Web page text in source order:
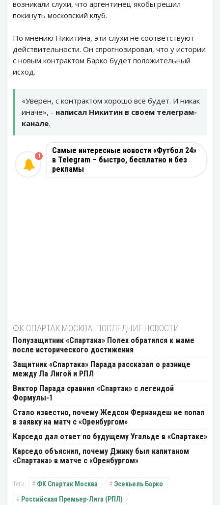
возникали слухи, что аргентинец якобы решил
покинуть московский клуб.
По мнению Никитина, эти слухи не соответствуют
действительности. Он спрогнозировал, что у истории
с новым контрактом Барко будет положительный
исход.
«Уверен, с контрактом хорошо всё будет. И никак
иначе», - написал Никитин в своем телеграм-
канале.
Самые интересные новости «Футбол 24»
в Telegram – быстро, бесплатно и без
рекламы
1
ФК СПАРТАК МОСКВА: ПОСЛЕДНИЕ НОВОСТИ
Полузащитник «Спартака» Полех обратился к маме
после исторического достижения
Защитник «Спартака» Парада рассказал о разнице
между Ла Лигой и РПЛ
Виктор Парада сравнил «Спартак» с легендой
Формулы-1
Стало известно, почему Жедсон Фернандеш не попал
в заявку на матч с «Оренбургом»
Карседо дал ответ по будущему Угальде в «Спартаке»
Карседо объяснил, почему Джику был капитаном
«Спартака» в матче с «Оренбургом»
ФК Спартак Москва
Эсекьель Барко
Российская Премьер-Лига (РПЛ)